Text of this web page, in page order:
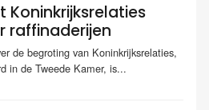
Koninkrijksrelaties
raffinaderijen
de begroting van Koninkrijksrelaties,
in de Tweede Kamer, is...